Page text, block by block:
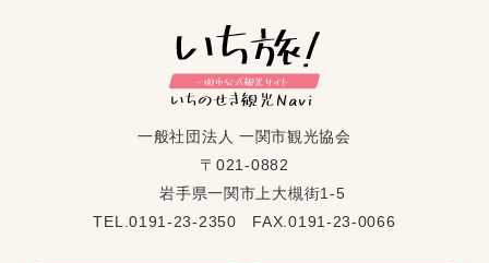
一般社団法人 一関市観光協会
〒021-0882
岩手県一関市上大槻街1-5
TEL.0191-23-2350 FAX.0191-23-0066